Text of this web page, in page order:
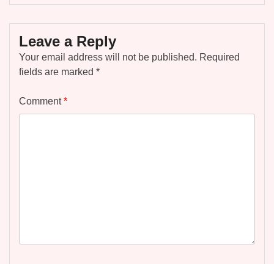
Leave a Reply
Your email address will not be published. Required
fields are marked *
Comment*